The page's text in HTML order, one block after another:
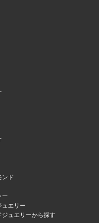
ンド
ー
ュエリー
ュエリーから探す